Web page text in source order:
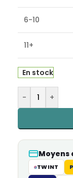
6-10
11+
En stock
- +
Alternative:
Moyens
TWINT